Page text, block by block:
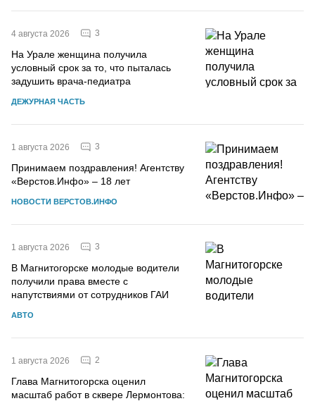
4 августа 2026 3
На Урале женщина получила
условный срок за то, что пыталась
задушить врача-педиатра
ДЕЖУРНАЯ ЧАСТЬ
1 августа 2026 3
Принимаем поздравления! Агентству
«Верстов.Инфо» – 18 лет
НОВОСТИ ВЕРСТОВ.ИНФО
1 августа 2026 3
В Магнитогорске молодые водители
получили права вместе с
напутствиями от сотрудников ГАИ
АВТО
1 августа 2026 2
Глава Магнитогорска оценил
масштаб работ в сквере Лермонтова: